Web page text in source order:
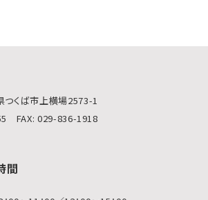
つくば市上横場2573-1
FAX: 029-836-1918
間